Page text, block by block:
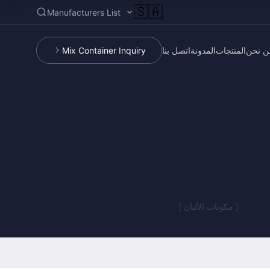
🇸🇦
Manufacturers List
نحنالمنتجاتالمدونةاتصل بنا Mix Container Inquiry
[ مكونات الألبان ]